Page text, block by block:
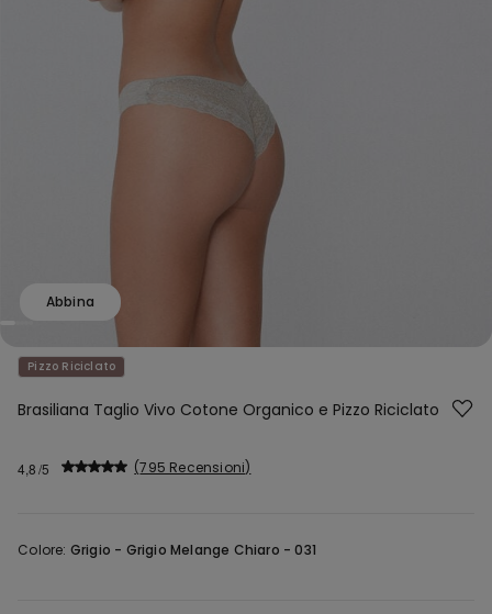
Abbina
Pizzo Riciclato
Brasiliana Taglio Vivo Cotone Organico e Pizzo Riciclato
4,8 795 Recensioni
Colore: Grigio - Grigio Melange Chiaro - 031